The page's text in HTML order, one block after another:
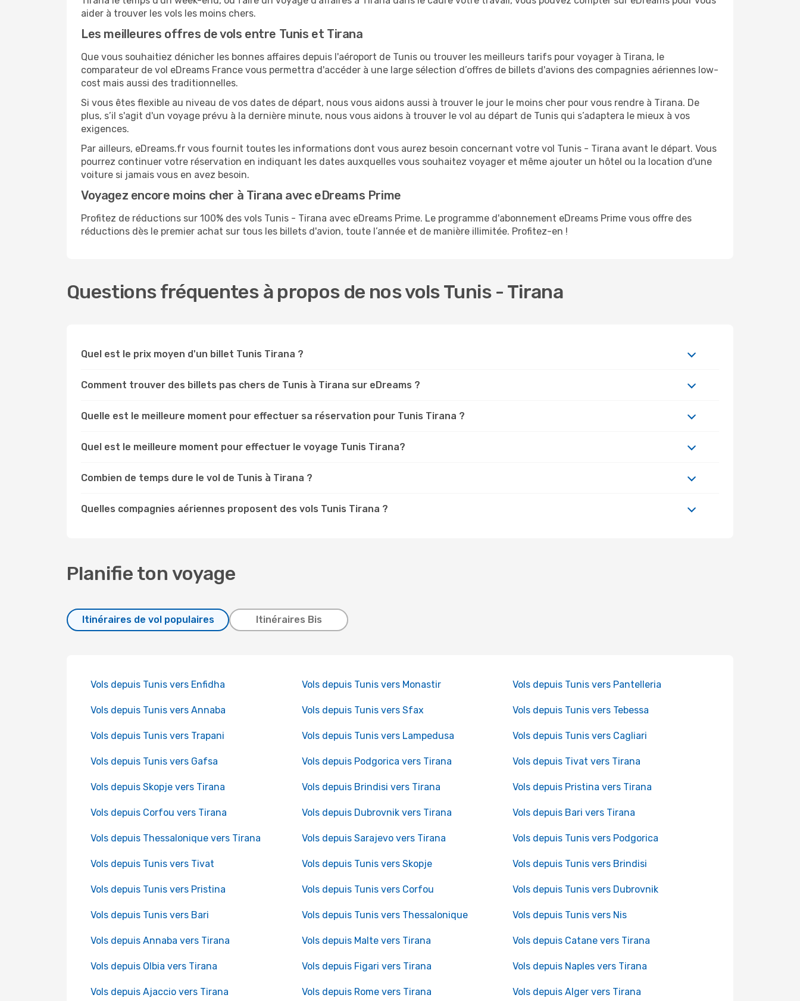
aider à trouver les vols les moins chers.
Les meilleures offres de vols entre Tunis et Tirana
Que vous souhaitiez dénicher les bonnes affaires depuis l'aéroport de Tunis ou trouver les meilleurs tarifs pour voyager à Tirana, le
comparateur de vol eDreams France vous permettra d'accéder à une large sélection d’offres de billets d'avions des compagnies aériennes low-
cost mais aussi des traditionnelles.
Si vous êtes flexible au niveau de vos dates de départ, nous vous aidons aussi à trouver le jour le moins cher pour vous rendre à Tirana. De
plus, s’il s'agit d'un voyage prévu à la dernière minute, nous vous aidons à trouver le vol au départ de Tunis qui s’adaptera le mieux à vos
exigences.
Par ailleurs, eDreams.fr vous fournit toutes les informations dont vous aurez besoin concernant votre vol Tunis - Tirana avant le départ. Vous
pourrez continuer votre réservation en indiquant les dates auxquelles vous souhaitez voyager et même ajouter un hôtel ou la location d'une
voiture si jamais vous en avez besoin.
Voyagez encore moins cher à Tirana avec eDreams Prime
Profitez de réductions sur 100% des vols Tunis - Tirana avec eDreams Prime. Le programme d'abonnement eDreams Prime vous offre des
réductions dès le premier achat sur tous les billets d'avion, toute l’année et de manière illimitée. Profitez-en !
Questions fréquentes à propos de nos vols Tunis - Tirana
Quel est le prix moyen d'un billet Tunis Tirana ?
Comment trouver des billets pas chers de Tunis à Tirana sur eDreams ?
Quelle est le meilleure moment pour effectuer sa réservation pour Tunis Tirana ?
Quel est le meilleure moment pour effectuer le voyage Tunis Tirana?
Combien de temps dure le vol de Tunis à Tirana ?
Quelles compagnies aériennes proposent des vols Tunis Tirana ?
Planifie ton voyage
Itinéraires de vol populaires Itinéraires Bis
Vols depuis Tunis vers Enfidha Vols depuis Tunis vers Monastir Vols depuis Tunis vers Pantelleria
Vols depuis Tunis vers Annaba Vols depuis Tunis vers Sfax Vols depuis Tunis vers Tebessa
Vols depuis Tunis vers Trapani Vols depuis Tunis vers Lampedusa Vols depuis Tunis vers Cagliari
Vols depuis Tunis vers Gafsa Vols depuis Podgorica vers Tirana Vols depuis Tivat vers Tirana
Vols depuis Skopje vers Tirana Vols depuis Brindisi vers Tirana Vols depuis Pristina vers Tirana
Vols depuis Corfou vers Tirana Vols depuis Dubrovnik vers Tirana Vols depuis Bari vers Tirana
Vols depuis Thessalonique vers Tirana Vols depuis Sarajevo vers Tirana Vols depuis Tunis vers Podgorica
Vols depuis Tunis vers Tivat Vols depuis Tunis vers Skopje Vols depuis Tunis vers Brindisi
Vols depuis Tunis vers Pristina Vols depuis Tunis vers Corfou Vols depuis Tunis vers Dubrovnik
Vols depuis Tunis vers Bari Vols depuis Tunis vers Thessalonique Vols depuis Tunis vers Nis
Vols depuis Annaba vers Tirana Vols depuis Malte vers Tirana Vols depuis Catane vers Tirana
Vols depuis Olbia vers Tirana Vols depuis Figari vers Tirana Vols depuis Naples vers Tirana
Vols depuis Ajaccio vers Tirana Vols depuis Rome vers Tirana Vols depuis Alger vers Tirana